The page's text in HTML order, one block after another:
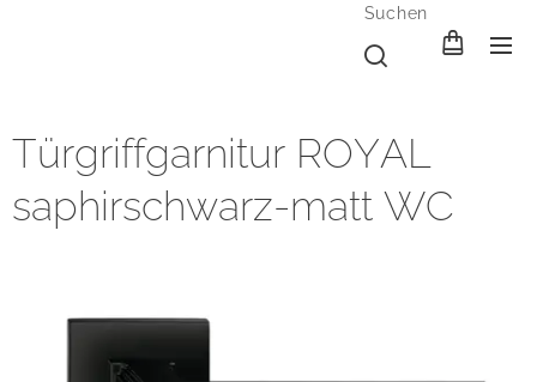
Suchen
Türgriffgarnitur ROYAL
saphirschwarz-matt WC